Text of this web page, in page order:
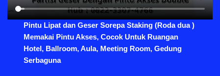
Pintu Lipat dan Geser Sorepa Staking (Roda dua )
Memakai Pintu Akses, Cocok Untuk Ruangan
Hotel, Ballroom, Aula, Meeting Room, Gedung
Serbaguna